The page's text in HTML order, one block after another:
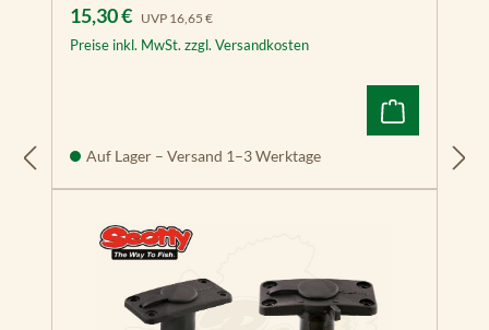
Verkaufspreis:
15,30 € UVP 16,65 €
Preise inkl. MwSt. zzgl. Versandkosten
Auf Lager – Versand 1–3 Werktage